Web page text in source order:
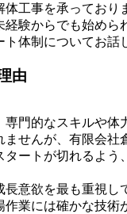
工事を承っており
経験からでも始めら
体制についてお話
由
専門的なスキルや体
ませんが、有限会社
タートが切れるよう
意欲を最も重視し
作業には確かな技術